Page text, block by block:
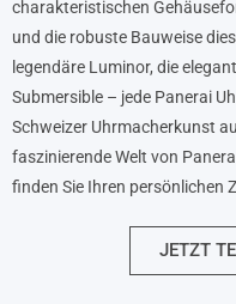
charakteristischen
und die robuste Bauweise
legendäre Luminor, die
Submersible – jede Panerai
Schweizer Uhrmacherkunst
faszinierende Welt von
finden Sie Ihren persönlichen
JETZT